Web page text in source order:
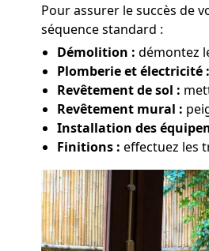
Pour assurer le succès de
séquence standard :
Démolition : démontez
Plomberie et électricité :
Revêtement de sol :
Revêtement mural :
Installation des
Finitions : effectuez les